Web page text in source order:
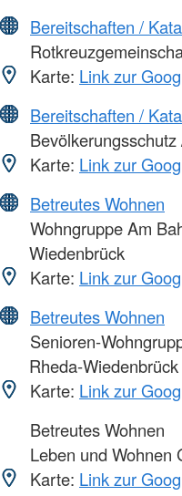
Bereitschaften /
Karte: Link zur
Bereitschaften /
Karte: Link zur
Betreutes Wohnen
Wohngruppe Am
Wiedenbrück
Karte: Link zur
Betreutes Wohnen
Senioren-
Rheda-Wiedenbrück
Karte: Link zur
Betreutes Wohnen
Leben und Wohnen
Karte: Link zur